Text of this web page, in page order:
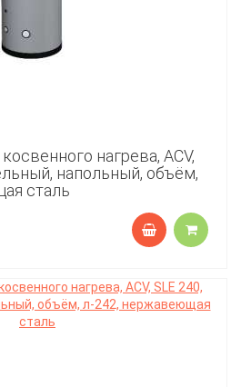
нагрева, ACV,
напольный, объём,
сталь